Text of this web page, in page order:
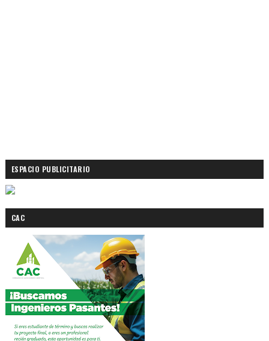
ESPACIO PUBLICITARIO
CAC